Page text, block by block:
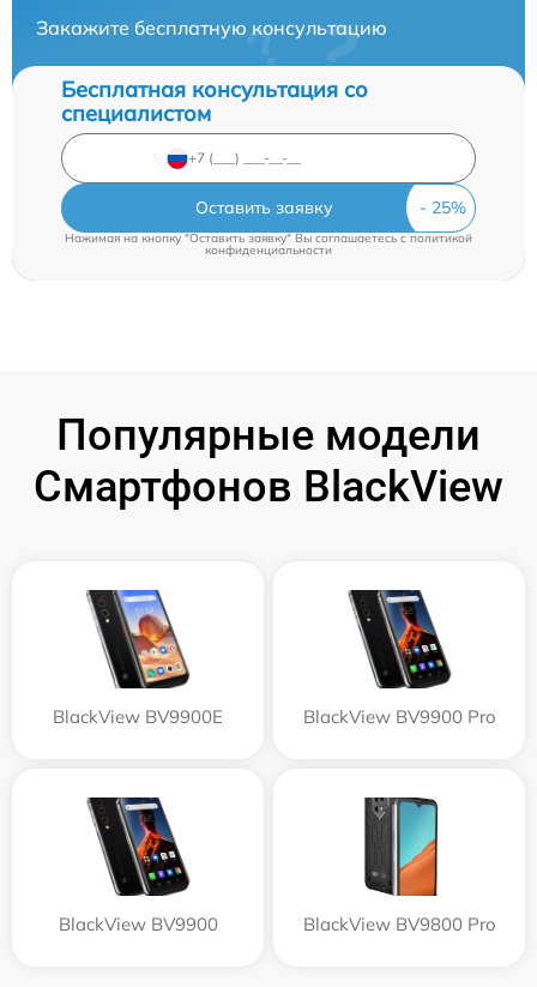
Закажите бесплатную консультацию
Бесплатная консультация со
специалистом
Оставить заявку
Нажимая на кнопку "Оставить заявку" Вы соглашаетесь cполитикой
конфиденциальности
Популярные модели
Смартфонов BlackView
BlackView BV9900E BlackView BV9900 Pro
BlackView BV9900 BlackView BV9800 Pro